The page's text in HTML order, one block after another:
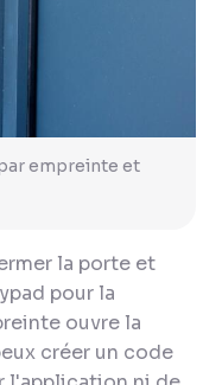
empreinte et
la porte et
pour la
ouvre la
créer un code